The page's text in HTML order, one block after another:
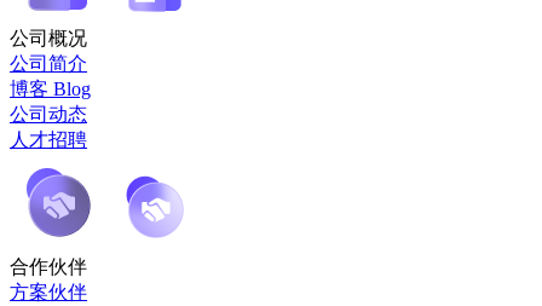
公司概况
公司简介
博客 Blog
公司动态
人才招聘
合作伙伴
方案伙伴